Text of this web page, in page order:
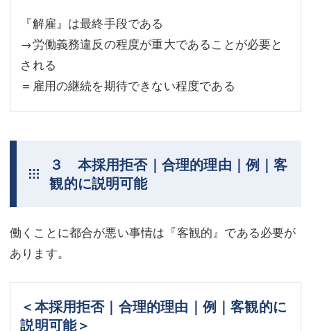
『解雇』は最終手段である
→労働義務違反の程度が重大であることが必要と
される
＝雇用の継続を期待できない程度である
３ 本採用拒否｜合理的理由｜例｜客
観的に説明可能
働くことに都合が悪い事情は『客観的』である必要が
あります。
＜本採用拒否｜合理的理由｜例｜客観的に
説明可能＞